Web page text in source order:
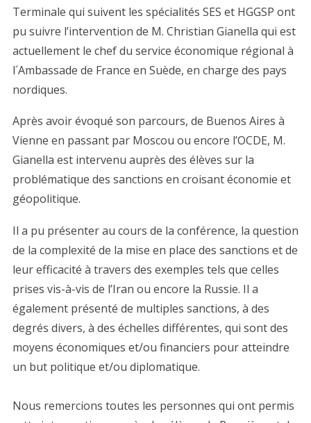
Terminale qui suivent les spécialités SES et HGGSP ont
pu suivre l’intervention de M. Christian Gianella qui est
actuellement le chef du service économique régional à
l´Ambassade de France en Suède, en charge des pays
nordiques.
Après avoir évoqué son parcours, de Buenos Aires à
Vienne en passant par Moscou ou encore l’OCDE, M.
Gianella est intervenu auprès des élèves sur la
problématique des sanctions en croisant économie et
géopolitique.
Il a pu présenter au cours de la conférence, la question
de la complexité de la mise en place des sanctions et de
leur efficacité à travers des exemples tels que celles
prises vis-à-vis de l’Iran ou encore la Russie. Il a
également présenté de multiples sanctions, à des
degrés divers, à des échelles différentes, qui sont des
moyens économiques et/ou financiers pour atteindre
un but politique et/ou diplomatique.
Nous remercions toutes les personnes qui ont permis